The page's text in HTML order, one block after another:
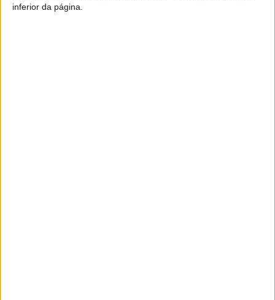
inferior da página.
O seu estudo foca-se no desenvolvimento de uma